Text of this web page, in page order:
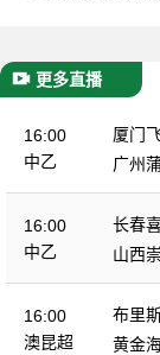
更多直播
16:00
中乙
厦门
广州
16:00
中乙
长春
山西
16:00
澳昆超
布里
黄金